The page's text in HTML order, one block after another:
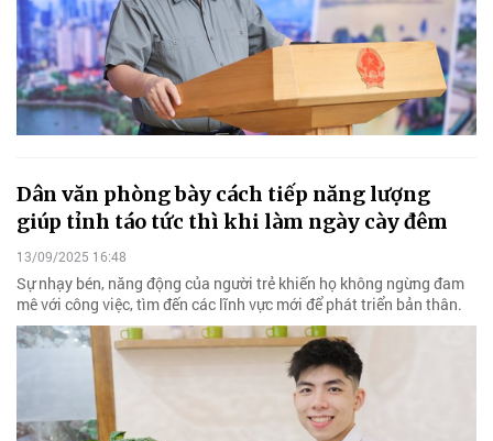
Dân văn phòng bày cách tiếp năng lượng
giúp tỉnh táo tức thì khi làm ngày cày đêm
13/09/2025 16:48
Sự nhạy bén, năng động của người trẻ khiến họ không ngừng đam
mê với công việc, tìm đến các lĩnh vực mới để phát triển bản thân.